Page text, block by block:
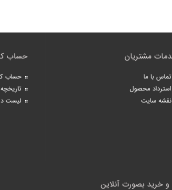
مشتریان
تماس با ما
استرداد محصول
نقشه سایت
حساب
حساب
لیست
و خرید بصورت آنلاین